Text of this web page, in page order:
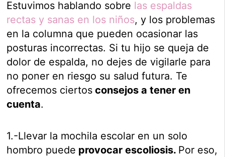
Estuvimos hablando sobre las espaldas
rectas y sanas en los niños, y los problemas
en la columna que pueden ocasionar las
posturas incorrectas. Si tu hijo se queja de
dolor de espalda, no dejes de vigilarle para
no poner en riesgo su salud futura. Te
ofrecemos ciertos consejos a tener en
cuenta.
1.-Llevar la mochila escolar en un solo
hombro puede provocar escoliosis. Por eso,